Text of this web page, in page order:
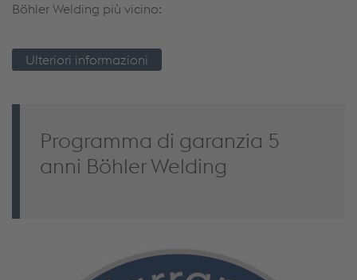
Böhler Welding più vicino:
Ulteriori informazioni
Programma di garanzia 5
anni Böhler Welding